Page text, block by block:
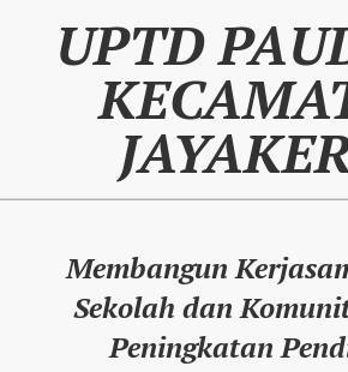
contentUPTD
Membangun
Sekolah dan
Peningkatan